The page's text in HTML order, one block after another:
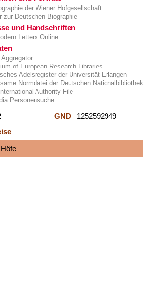
der Wiener Hofgesellschaft
zur Deutschen Biographie
und Handschriften
Letters Online
Aggregator
of European Research Libraries
Adelsregister der Universität Erlangen
Normdatei der Deutschen Nationalbibliothek
Authority File
Personensuche
GND
1252592949